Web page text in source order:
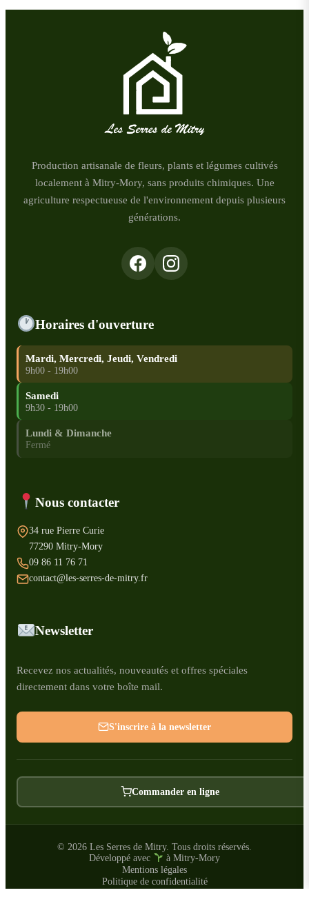
Production artisanale de fleurs, plants et légumes cultivés
localement à Mitry-Mory, sans produits chimiques. Une
agriculture respectueuse de l'environnement depuis plusieurs
générations.
Horaires d'ouverture
Mardi, Mercredi, Jeudi, Vendredi
9h00 - 19h00
Samedi
9h30 - 19h00
Lundi & Dimanche
Fermé
Nous contacter
34 rue Pierre Curie
77290 Mitry-Mory
09 86 11 76 71
contact@les-serres-de-mitry.fr
Newsletter
Recevez nos actualités, nouveautés et offres spéciales
directement dans votre boîte mail.
S'inscrire à la newsletter
Commander en ligne
© 2026 Les Serres de Mitry. Tous droits réservés.
Développé avec à Mitry-Mory
Mentions légales
Politique de confidentialité